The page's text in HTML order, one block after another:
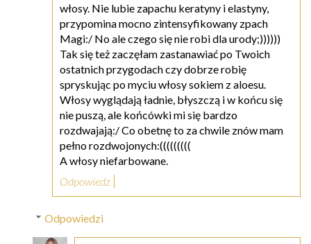
włosy. Nie lubie zapachu keratyny i elastyny,
przypomina mocno zintensyfikowany zpach
Magi:/ No ale czego się nie robi dla urody;))))))
Tak się też zaczęłam zastanawiać po Twoich
ostatnich przygodach czy dobrze robię
spryskując po myciu włosy sokiem z aloesu.
Włosy wyglądają ładnie, błyszczą i w końcu się
nie puszą, ale końcówki mi się bardzo
rozdwajają:/ Co obetnę to za chwile znów mam
pełno rozdwojonych:(((((((((
A włosy niefarbowane.
Odpowiedz
Odpowiedzi